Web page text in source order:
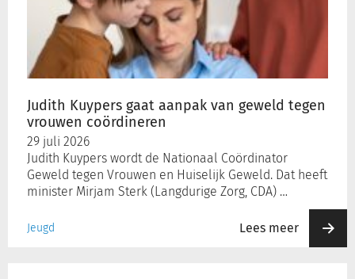
Judith Kuypers gaat aanpak van geweld tegen
vrouwen coördineren
29 juli 2026
Judith Kuypers wordt de Nationaal Coördinator
Geweld tegen Vrouwen en Huiselijk Geweld. Dat heeft
minister Mirjam Sterk (Langdurige Zorg, CDA) …
Jeugd Lees meer
geweld
tegen
vrouwen
coördineren